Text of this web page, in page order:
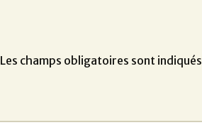
Les champs obligatoires sont indiqués